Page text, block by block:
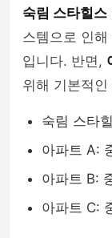
숙림 스타힐스
스템으로 인
입니다. 반면,
위해 기본적
숙림 스타
아파트 A:
아파트 B:
아파트 C: